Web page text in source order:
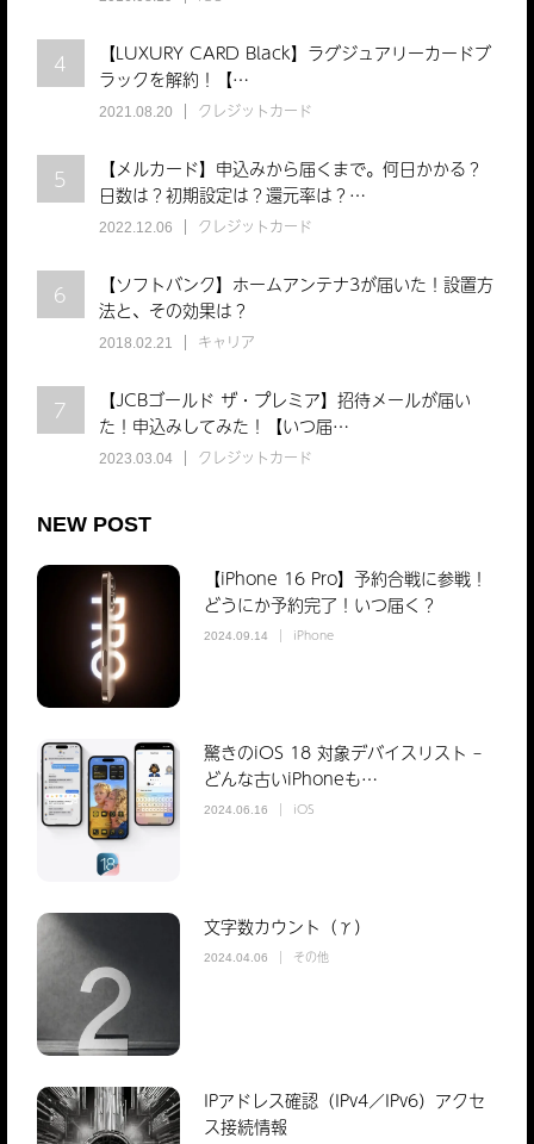
4
【LUXURY CARD Black】ラグジュアリーカードブ
ラックを解約！【…
2021.08.20 クレジットカード
5
【メルカード】申込みから届くまで。何日かかる？
日数は？初期設定は？還元率は？…
2022.12.06 クレジットカード
6
【ソフトバンク】ホームアンテナ3が届いた！設置方
法と、その効果は？
2018.02.21 キャリア
7
【JCBゴールド ザ・プレミア】招待メールが届い
た！申込みしてみた！【いつ届…
2023.03.04 クレジットカード
NEW POST
【iPhone 16 Pro】予約合戦に参戦！
どうにか予約完了！いつ届く？
2024.09.14 iPhone
驚きのiOS 18 対象デバイスリスト –
どんな古いiPhoneも…
2024.06.16 iOS
文字数カウント（γ）
2024.04.06 その他
IPアドレス確認（IPv4／IPv6）アクセ
ス接続情報